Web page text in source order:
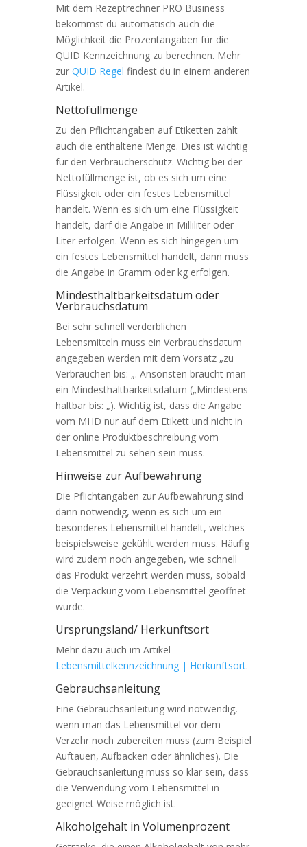
Mit dem Rezeptrechner PRO Business
bekommst du automatisch auch die
Möglichkeit die Prozentangaben für die
QUID Kennzeichnung zu berechnen. Mehr
zur QUID Regel findest du in einem anderen
Artikel.
Nettofüllmenge
Zu den Pflichtangaben auf Etiketten zählt
auch die enthaltene Menge. Dies ist wichtig
für den Verbraucherschutz. Wichtig bei der
Nettofüllmenge ist, ob es sich um eine
Flüssigkeit oder ein festes Lebensmittel
handelt. Wenn es sich um eine Flüssigkeit
handelt, darf die Angabe in Milliliter oder
Liter erfolgen. Wenn es sich hingegen um
ein festes Lebensmittel handelt, dann muss
die Angabe in Gramm oder kg erfolgen.
Mindesthaltbarkeitsdatum oder
Verbrauchsdatum
Bei sehr schnell verderblichen
Lebensmitteln muss ein Verbrauchsdatum
angegeben werden mit dem Vorsatz „zu
Verbrauchen bis: „. Ansonsten braucht man
ein Mindesthaltbarkeitsdatum („Mindestens
haltbar bis: „). Wichtig ist, dass die Angabe
vom MHD nur auf dem Etikett und nicht in
der online Produktbeschreibung vom
Lebensmittel zu sehen sein muss.
Hinweise zur Aufbewahrung
Die Pflichtangaben zur Aufbewahrung sind
dann notwendig, wenn es sich um ein
besonderes Lebensmittel handelt, welches
beispielsweise gekühlt werden muss. Häufig
wird zudem noch angegeben, wie schnell
das Produkt verzehrt werden muss, sobald
die Verpackung vom Lebensmittel geöffnet
wurde.
Ursprungsland/ Herkunftsort
Mehr dazu auch im Artikel
Lebensmittelkennzeichnung | Herkunftsort.
Gebrauchsanleitung
Eine Gebrauchsanleitung wird notwendig,
wenn man das Lebensmittel vor dem
Verzehr noch zubereiten muss (zum Beispiel
Auftauen, Aufbacken oder ähnliches). Die
Gebrauchsanleitung muss so klar sein, dass
die Verwendung vom Lebensmittel in
geeignet Weise möglich ist.
Alkoholgehalt in Volumenprozent